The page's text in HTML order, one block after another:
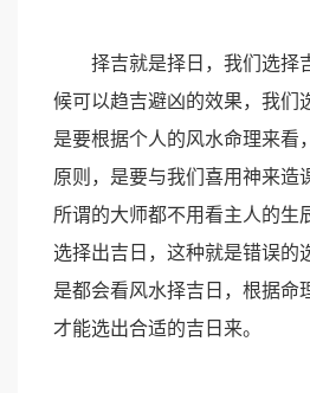
择吉就是择日，我们选择
候可以趋吉避凶的效果，我们
是要根据个人的风水命理来看
原则，是要与我们喜用神来造
所谓的大师都不用看主人的生
选择出吉日，这种就是错误的
是都会看风水择吉日，根据命
才能选出合适的吉日来。